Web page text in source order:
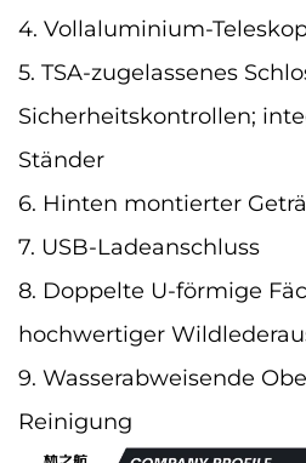
4. Vollaluminium-
5. TSA-zugelassenes
Sicherheitskontrollen;
Ständer
6. Hinten montierter
7. USB-Ladeanschluss
8. Doppelte U-förmige
hochwertiger
9. Wasserabweisende
Reinigung